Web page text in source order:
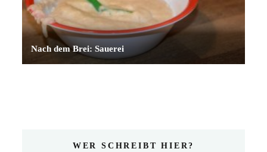
Nach dem Brei: Sauerei
WER SCHREIBT HIER?